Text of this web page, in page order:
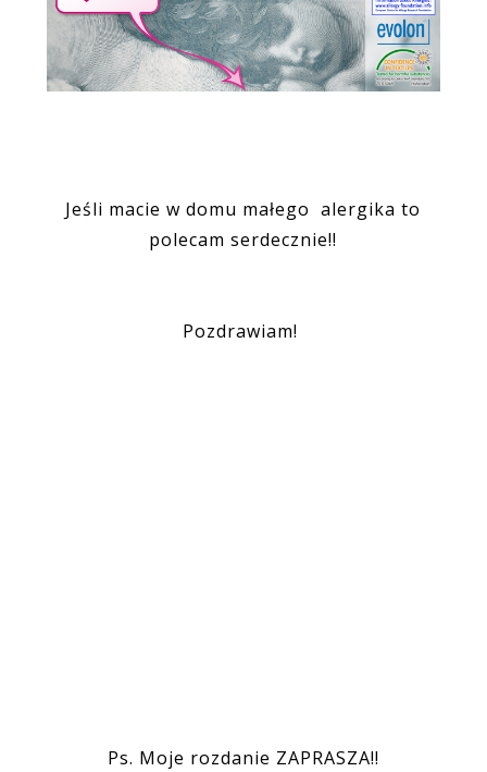
Jeśli macie w domu małego alergika to
polecam serdecznie!!
Pozdrawiam!
Ps. Moje rozdanie ZAPRASZA!!